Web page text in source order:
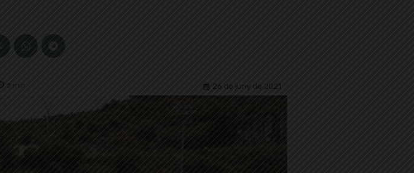
3 min. 26 de juny de 2021